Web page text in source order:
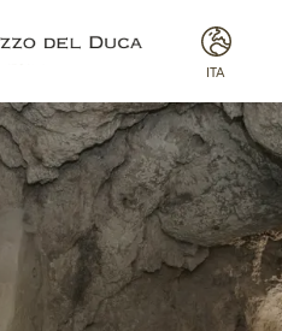
ITA
ITA
ENG